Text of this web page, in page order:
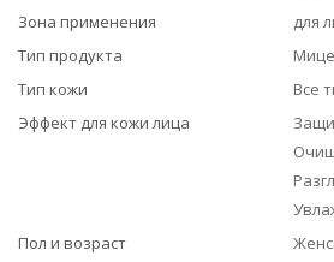
Зона применения
для
Тип продукта
Тип кожи
Все
Эффект для кожи лица
Пол и возраст